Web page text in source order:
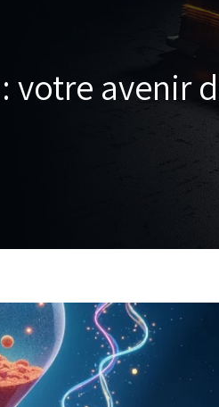
votre avenir